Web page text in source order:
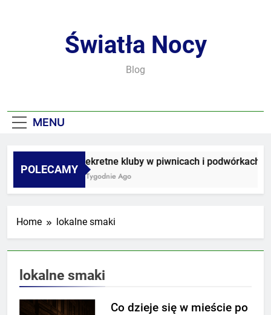
Światła Nocy
Blog
MENU
POLECAMY
Sekretne kluby w piwnicach i podwórkach
2 Tygodnie Ago
Home lokalne smaki
lokalne smaki
Co dzieje się w mieście po